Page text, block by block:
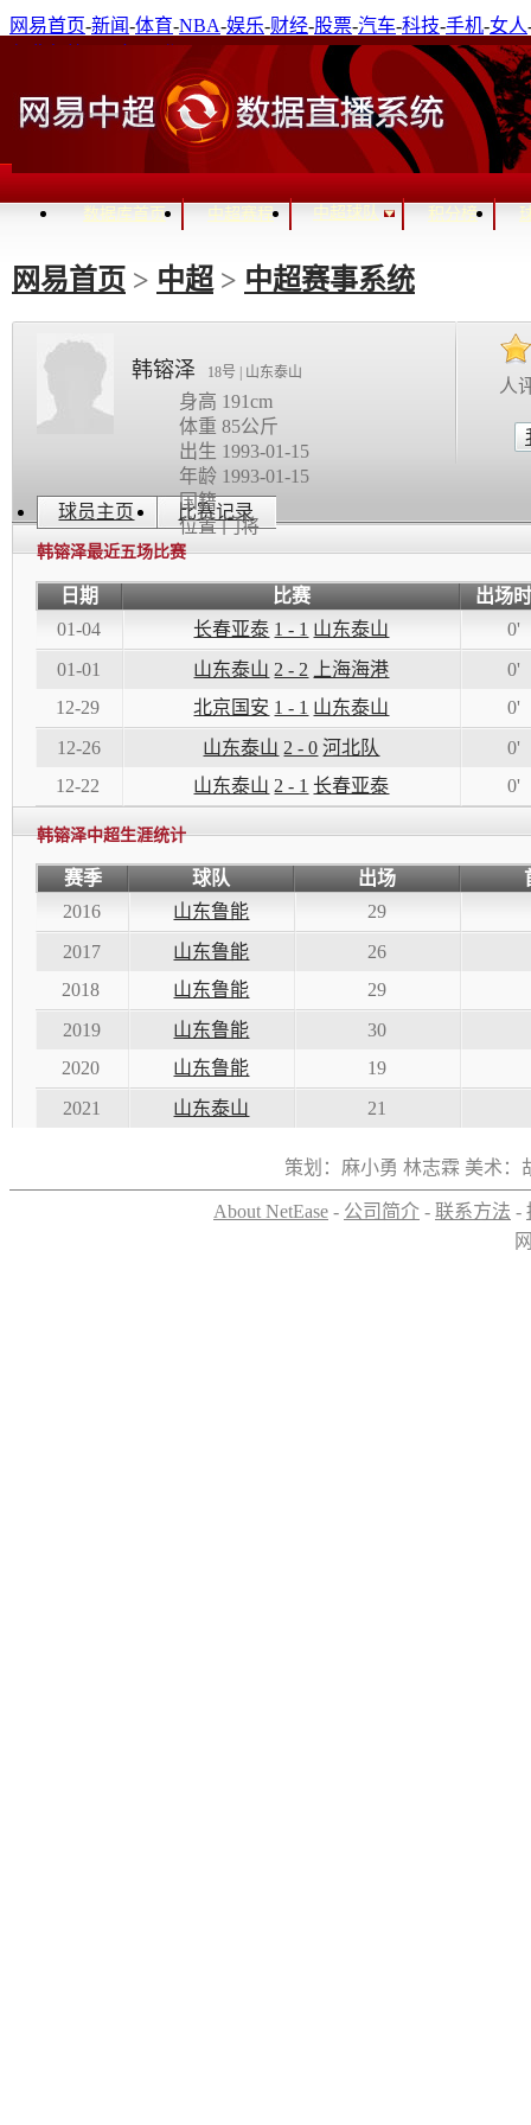
网易首页-新闻-体育-NBA-娱乐-财经-股票-汽车-科技-手机-女人
通行证登录
进入关怀模式
数据库首页 中超赛程 中超球队 积分榜
网易首页 > 中超 > 中超赛事系统
韩镕泽 18号 | 山东泰山
身高 191cm
体重 85公斤
出生 1993-01-15
年龄 1993-01-15
国籍
位置 门将
人
球员主页 比赛记录
韩镕泽最近五场比赛
日期 比赛
出场
01-04
长春亚泰 1 - 1 山东泰山
0'
01-01
山东泰山 2 - 2 上海海港
0'
12-29
北京国安 1 - 1 山东泰山
0'
12-26
山东泰山 2 - 0 河北队
0'
12-22
山东泰山 2 - 1 长春亚泰 0'
韩镕泽中超生涯统计
赛季 球队 出场
2016
山东鲁能
29
2017
山东鲁能
26
2018
山东鲁能
29
2019
山东鲁能
30
2020
山东鲁能
19
2021
山东泰山 21
策划：麻小勇 林志霖 美术：
About NetEase - 公司简介 - 联系方法 -